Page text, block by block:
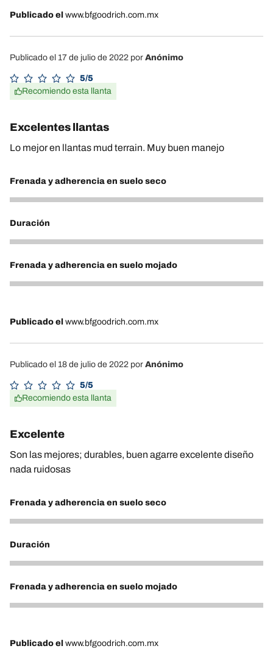
Publicado el www.bfgoodrich.com.mx
Publicado el 17 de julio de 2022 por Anónimo
5/5
Recomiendo esta llanta
Excelentes llantas
Lo mejor en llantas mud terrain. Muy buen manejo
Frenada y adherencia en suelo seco
5
Duración
5
Frenada y adherencia en suelo mojado
5
Publicado el www.bfgoodrich.com.mx
Publicado el 18 de julio de 2022 por Anónimo
5/5
Recomiendo esta llanta
Excelente
Son las mejores; durables, buen agarre excelente diseño
nada ruidosas
Frenada y adherencia en suelo seco
5
Duración
5
Frenada y adherencia en suelo mojado
5
Publicado el www.bfgoodrich.com.mx